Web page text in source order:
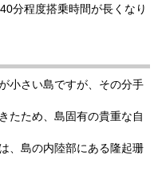
分程度搭乗時間が長くなり
小さい島ですが、その分手
たため、島固有の貴重な自
、島の内陸部にある隆起珊